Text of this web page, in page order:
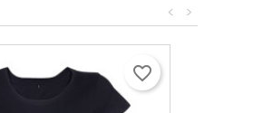
>
<
favorite_border